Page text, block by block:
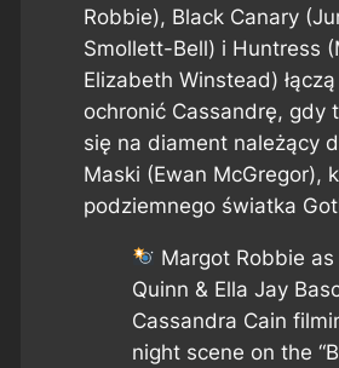
Robbie), Black Canary
Smollett-Bell) i Huntress
Elizabeth Winstead) łączą
ochronić Cassandrę, gdy
się na diament należący
Maski (Ewan McGregor),
podziemnego światka
Margot Robbie
Quinn & Ella Jay
Cassandra Cain
night scene on the